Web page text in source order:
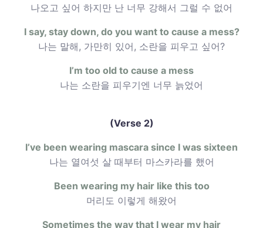
나오고 싶어 하지만 난 너무 강해서 그럴 수 없어
I say, stay down, do you want to cause a mess?
나는 말해, 가만히 있어, 소란을 피우고 싶어?
I’m too old to cause a mess
나는 소란을 피우기엔 너무 늙었어
(Verse 2)
I’ve been wearing mascara since I was sixteen
나는 열여섯 살 때부터 마스카라를 했어
Been wearing my hair like this too
머리도 이렇게 해왔어
Sometimes the way that I wear my hair